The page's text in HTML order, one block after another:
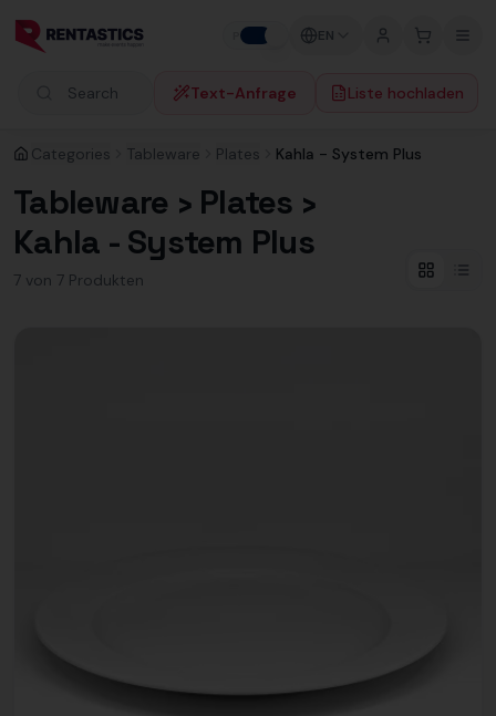
EN
Search products Text-Anfrage Liste hochladen
Categories Tableware Plates Kahla - System Plus
Tableware › Plates ›
Kahla - System Plus
7 von 7 Produkten